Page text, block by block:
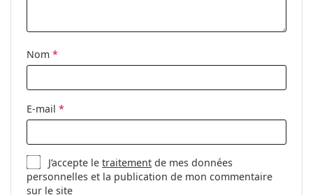
Autres
Sexe:
Marque:
Nom *
E-mail *
J’accepte letraitement de mes données
personnelles et la publication de mon commentaire
sur le site